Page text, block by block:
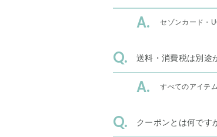
セゾンカード・
送料・消費税は別途
すべてのアイテ
クーポンとは何です